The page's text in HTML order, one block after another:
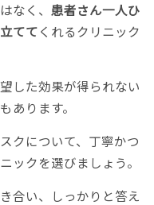
なく、 患者さん一人ひ
ててくれるクリニック
した効果が得られない
あります。
クについて、丁寧かつ
ックを選びましょう。
合い、しっかりと答え